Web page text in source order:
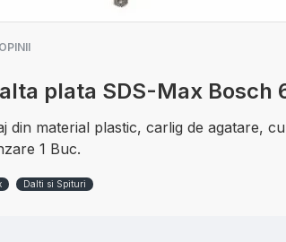
OPINII
plata SDS-Max Bosch
din material plastic, carlig de agatare,
1 Buc.
Dalti si Spituri